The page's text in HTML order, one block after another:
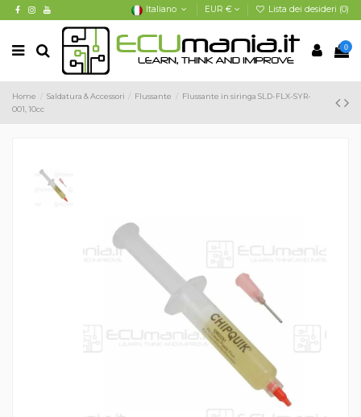
Italiano EUR € Lista dei desideri (0)
0
Home Saldatura & Accessori Flussante
Flussante in siringa SLD-FLX-SYR-
001, 10cc